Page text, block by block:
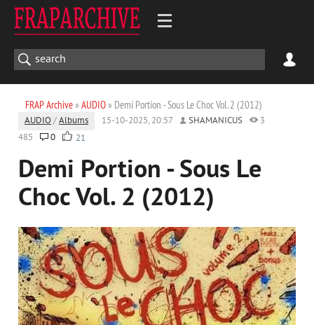
FRAP Archive» AUDIO» Demi Portion - Sous Le Choc Vol. 2 (2012)
AUDIO /Albums 15-10-2025, 20:57 SHAMANICUS
3
485
0 21
Demi Portion - Sous Le
Choc Vol. 2 (2012)